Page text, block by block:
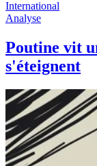
International
Analyse
Poutine vit
s'éteignent